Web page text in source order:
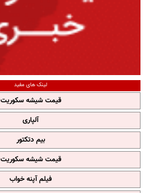
لینک های مفید
قیمت شیشه سکوریت
آلپاری
بیم دتکتور
قیمت شیشه سکوریت
فیلم آپنه خواب